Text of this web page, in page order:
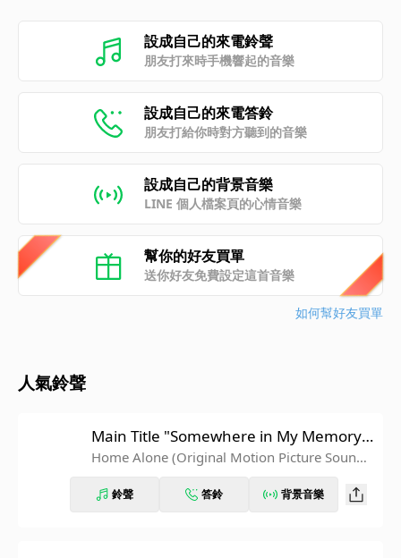
設成自己的來電鈴聲
朋友打來時手機響起的音樂
設成自己的來電答鈴
朋友打給你時對方聽到的音樂
設成自己的背景音樂
LINE 個人檔案頁的心情音樂
幫你的好友買單
送你好友免費設定這首音樂
如何幫好友買單
人氣鈴聲
Main Title "Somewhere in My Memory"
(From "Home Alone" Soundtrack)
Home Alone (Original Motion Picture Soundtr
鈴聲 答鈴 背景音樂